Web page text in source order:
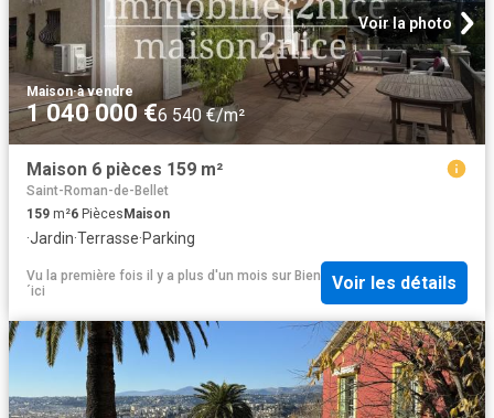
Voir la photo
Maison·à vendre
1 040 000 €6 540 €/m²
Maison 6 pièces 159 m²
Saint-Roman-de-Bellet
159 m²6 Pièces Maison
·Jardin·Terrasse·Parking
Vu la première fois il y a plus d'un mois sur Bien
´ici
Voir les détails